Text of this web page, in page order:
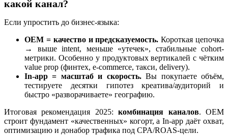
какой канал?
Если упростить до бизнес-языка:
OEM = качество и предсказуемость. Короткая цепочка
→ выше intent, меньше «утечек», стабильные cohort-
метрики. Особенно у продуктовых вертикалей с чётким
value prop (финтех, e-commerce, такси, delivery).
In-app = масштаб и скорость.Вы покупаете объём,
тестируете десятки гипотез креатива/аудиторий и
быстро «разворачиваете» географию.
Итоговая рекомендация 2025:комбинация каналов. OEM
строит фундамент «качественных» когорт, а In-app даёт охват,
оптимизацию и донабор трафика под CPA/ROAS-цели.